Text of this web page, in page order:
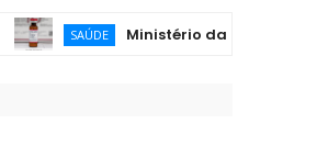
SAÚDE Ministério da Saúde reforça